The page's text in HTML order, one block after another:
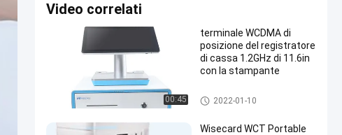
Video correlati
00:45
terminale WCDMA di
posizione del registratore
di cassa 1.2GHz di 11.6in
con la stampante
Compressa del registratore di
cassa
2022-01-10
Wisecard WCT Portable